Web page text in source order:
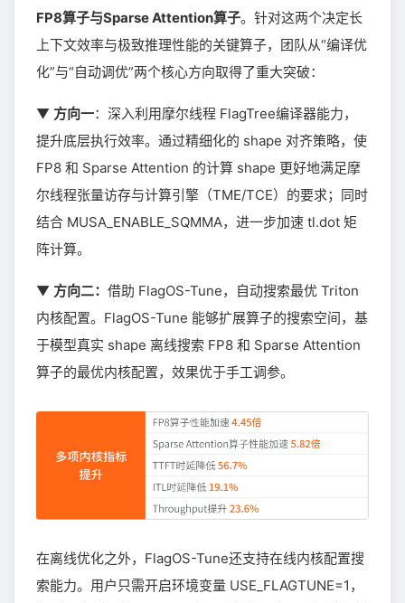
FP8算子与Sparse Attention算子。针对这两个决定长
上下文效率与极致推理性能的关键算子，团队从“编译优
化”与“自动调优”两个核心方向取得了重大突破：
▼ 方向一：深入利用摩尔线程 FlagTree编译器能力，
提升底层执行效率。通过精细化的 shape 对齐策略，使
FP8 和 Sparse Attention 的计算 shape 更好地满足摩
尔线程张量访存与计算引擎（TME/TCE）的要求；同时
结合 MUSA_ENABLE_SQMMA，进一步加速 tl.dot 矩
阵计算。
▼ 方向二： 借助 FlagOS-Tune，自动搜索最优 Triton
内核配置。FlagOS-Tune 能够扩展算子的搜索空间，基
于模型真实 shape 离线搜索 FP8 和 Sparse Attention
算子的最优内核配置，效果优于手工调参。
在离线优化之外，FlagOS-Tune还支持在线内核配置搜
索能力。用户只需开启环境变量 USE_FLAGTUNE=1，